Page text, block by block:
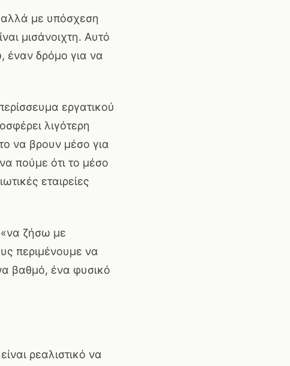
αλλά με υπόσχεση
μισάνοιχτη. Αυτό
έναν δρόμο για να
εργατικού
λιγότερη
να βρουν μέσο για
πούμε ότι το μέσο
εταιρείες
ζήσω με
περιμένουμε να
βαθμό, ένα φυσικό
ρεαλιστικό να